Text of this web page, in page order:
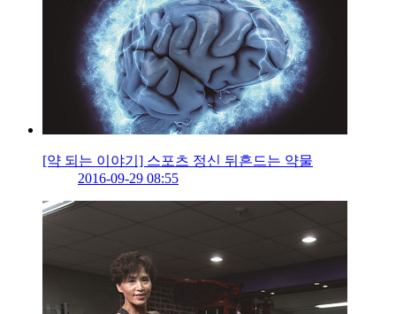
[약 되는 이야기] 스포츠 정신 뒤흔드는 약물
2016-09-29 08:55